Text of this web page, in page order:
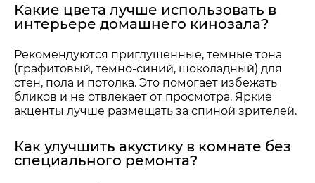
Какие цвета лучше использовать в
интерьере домашнего кинозала?
Рекомендуются приглушенные, темные тона
(графитовый, темно-синий, шоколадный) для
стен, пола и потолка. Это помогает избежать
бликов и не отвлекает от просмотра. Яркие
акценты лучше размещать за спиной зрителей.
Как улучшить акустику в комнате без
специального ремонта?